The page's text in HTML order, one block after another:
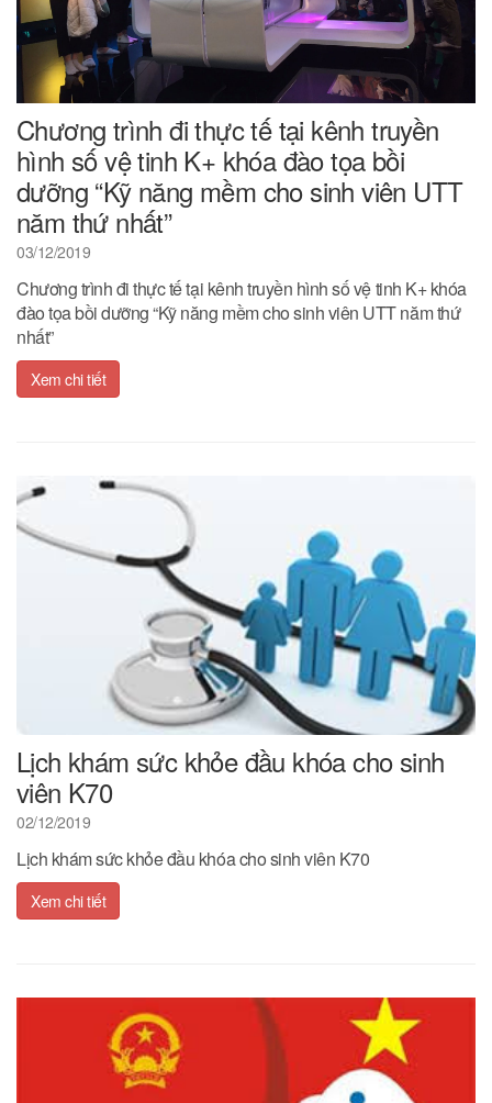
Chương trình đi thực tế tại kênh truyền
hình số vệ tinh K+ khóa đào tọa bồi
dưỡng “Kỹ năng mềm cho sinh viên UTT
năm thứ nhất”
03/12/2019
Chương trình đi thực tế tại kênh truyền hình số vệ tinh K+ khóa
đào tọa bồi dưỡng “Kỹ năng mềm cho sinh viên UTT năm thứ
nhất”
Xem chi tiết
Lịch khám sức khỏe đầu khóa cho sinh
viên K70
02/12/2019
Lịch khám sức khỏe đầu khóa cho sinh viên K70
Xem chi tiết